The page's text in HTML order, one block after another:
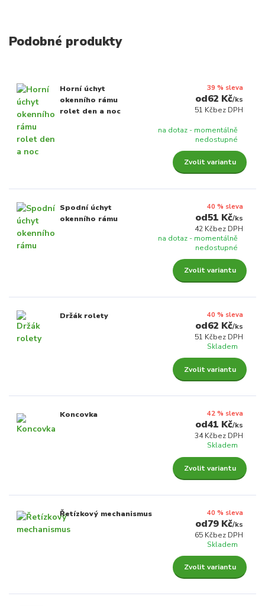
Podobné produkty
Horní úchyt
okenního rámu
rolet den a noc
39 % sleva
62 Kč/ks
51 Kčbez DPH
na dotaz - momentálně
nedostupné
Zvolit variantu
Spodní úchyt
okenního rámu
40 % sleva
51 Kč/ks
42 Kčbez DPH
na dotaz - momentálně
nedostupné
Zvolit variantu
Držák rolety 40 % sleva
62 Kč/ks
51 Kčbez DPH
Skladem
Zvolit variantu
Koncovka 42 % sleva
41 Kč/ks
34 Kčbez DPH
Skladem
Zvolit variantu
Řetízkový mechanismus 40 % sleva
79 Kč/ks
65 Kčbez DPH
Skladem
Zvolit variantu